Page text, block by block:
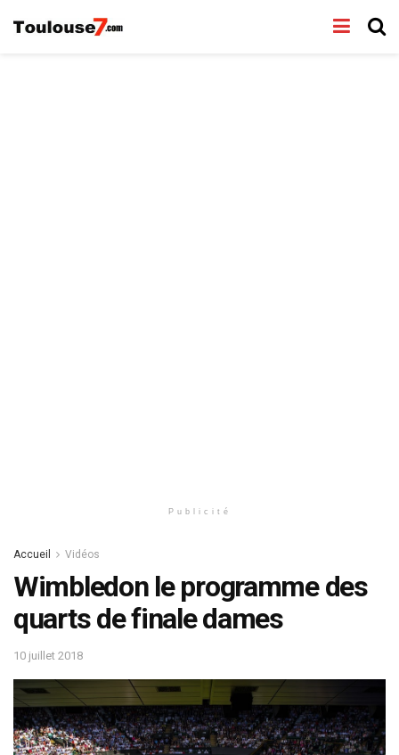
Publicité
Accueil Vidéos
Wimbledon le programme des
quarts de finale dames
10 juillet 2018